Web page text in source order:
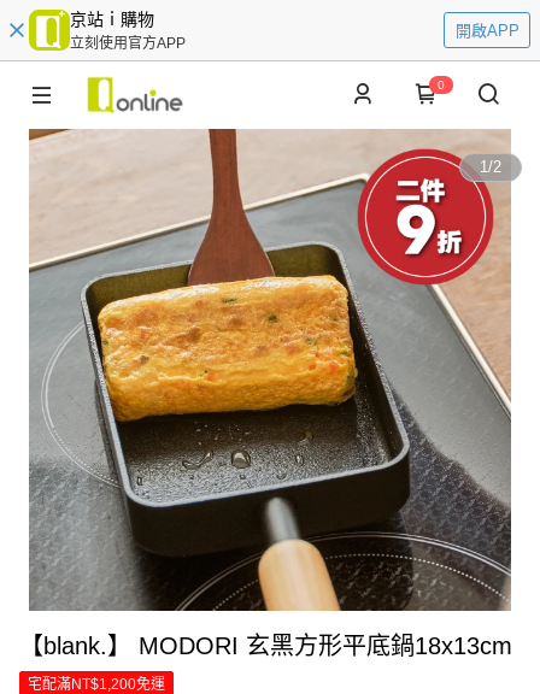
京站ｉ購物
立刻使用官方APP
開啟APP
0
1/2
【blank.】 MODORI 玄黑方形平底鍋18x13cm
宅配滿NT$1,200免運